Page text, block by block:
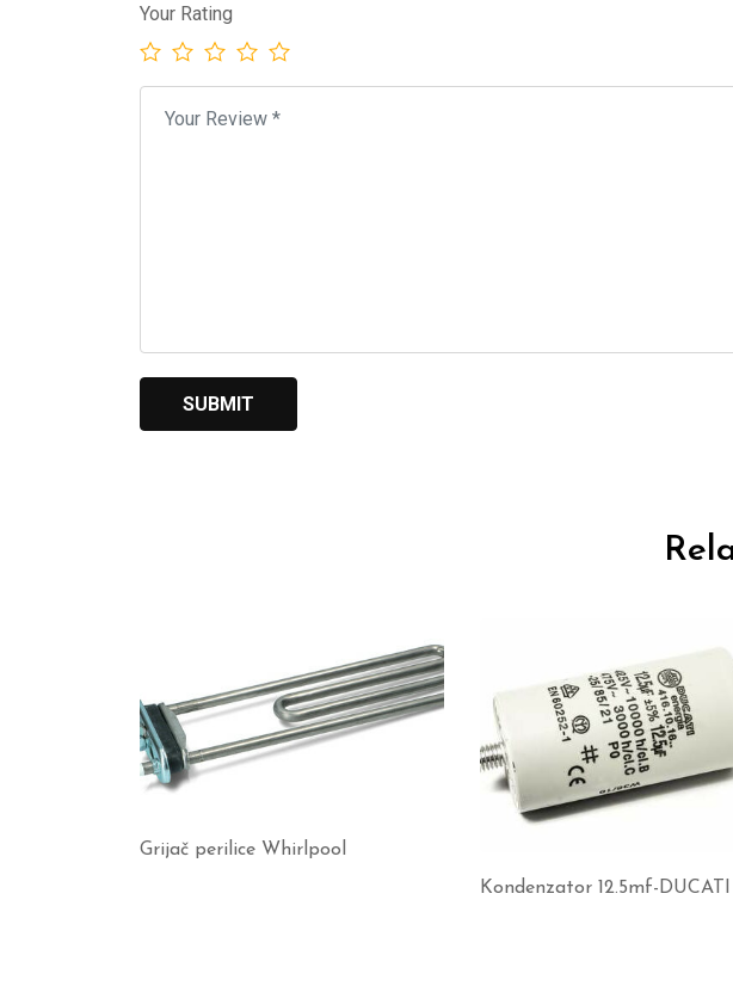
Your Rating
Grijač perilice Whirlpool
Kondenzator 12.5mf-DUCATI